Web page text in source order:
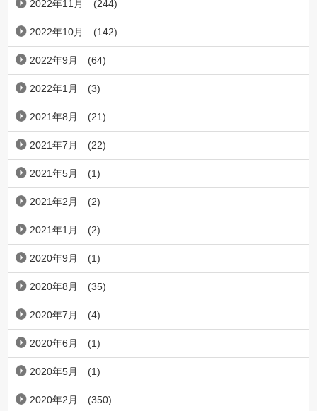
2022年11月 (244)
2022年10月 (142)
2022年9月 (64)
2022年1月 (3)
2021年8月 (21)
2021年7月 (22)
2021年5月 (1)
2021年2月 (2)
2021年1月 (2)
2020年9月 (1)
2020年8月 (35)
2020年7月 (4)
2020年6月 (1)
2020年5月 (1)
2020年2月 (350)